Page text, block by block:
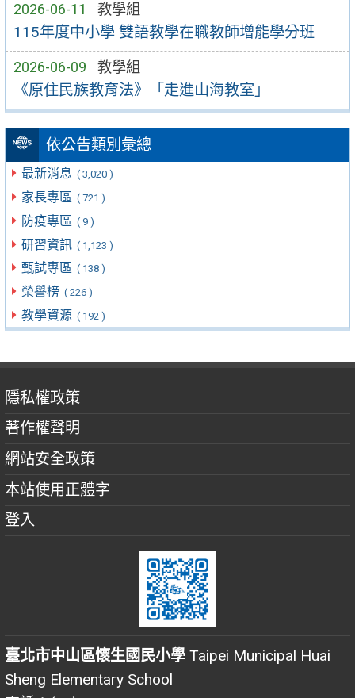
2026-06-11 教學組
115年度中小學 雙語教學在職教師增能學分班
2026-06-09 教學組
《原住民族教育法》「走進山海教室」
依公告類別彙總
最新消息 ( 3,020 )
家長專區 ( 721 )
防疫專區 ( 9 )
研習資訊 ( 1,123 )
甄試專區 ( 138 )
榮譽榜 ( 226 )
教學資源 ( 192 )
隱私權政策
著作權聲明
網站安全政策
本站使用正體字
登入
臺北市中山區懷生國民小學 Taipei Municipal Huai
Sheng Elementary School